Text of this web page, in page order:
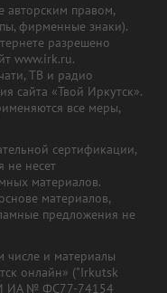
авторским правом,
фирменные знаки).
разрешено
www.irk.ru.
ТВ и радио
сайта «Твой Иркутск».
все меры,
сертификации,
не несет
материалов.
материалов,
предложения не
числе и материалы
онлайн» ("Irkutsk
ИА № ФС77-74154